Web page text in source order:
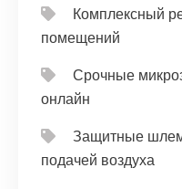
Комплексный
помещений
Срочные
онлайн
Защитные
подачей воздуха